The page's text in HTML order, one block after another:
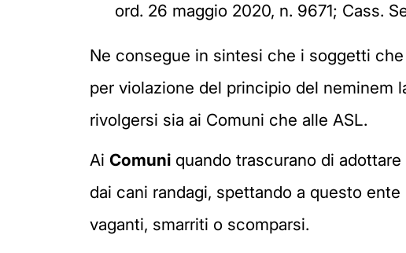
ord. 26 maggio 2020, n. 9671; Cass.
Ne consegue in sintesi che i soggetti
per violazione del principio del
rivolgersi sia ai Comuni che alle ASL.
Ai Comuni quando trascurano di
dai cani randagi, spettando a questo
vaganti, smarriti o scomparsi.